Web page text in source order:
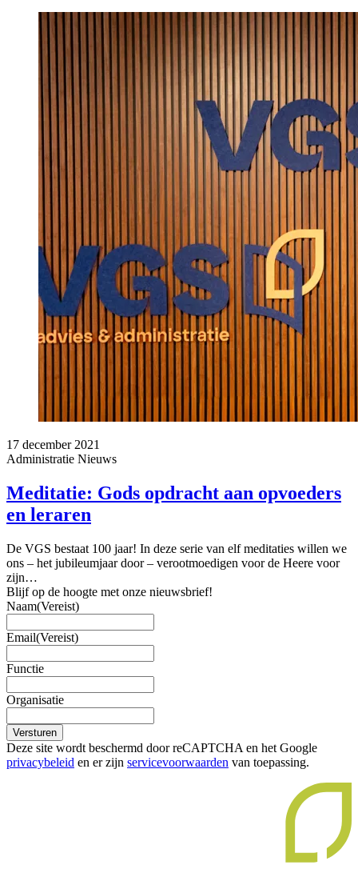
17 december 2021
Administratie Nieuws
Meditatie: Gods opdracht aan opvoeders
en leraren
De VGS bestaat 100 jaar! In deze serie van elf meditaties willen we
ons – het jubileumjaar door – verootmoedigen voor de Heere voor
zijn…
Blijf op de hoogte met onze nieuwsbrief!
Naam(Vereist)
Email(Vereist)
Functie
Organisatie
Versturen
Deze site wordt beschermd door reCAPTCHA en het Google
privacybeleid en er zijn servicevoorwaarden van toepassing.